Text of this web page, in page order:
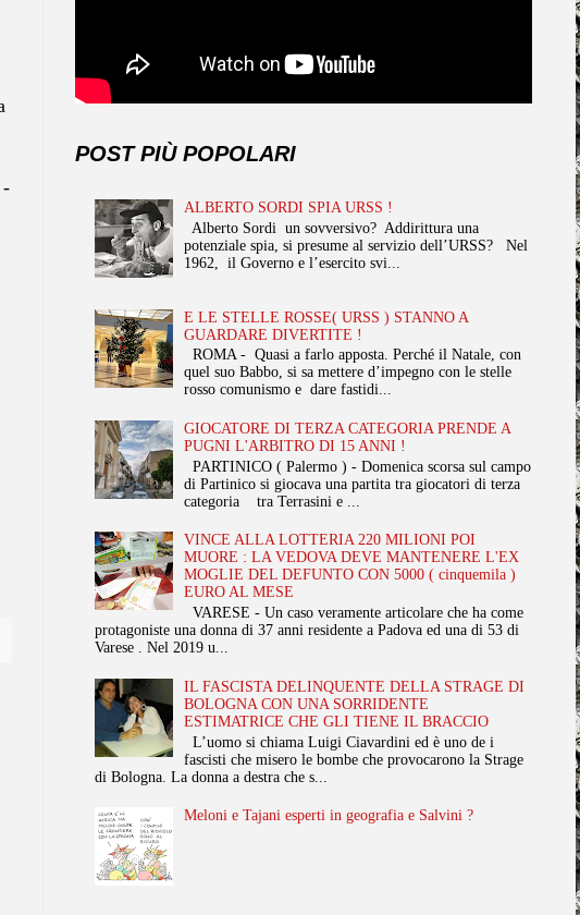
-
POST PIÙ POPOLARI
ALBERTO SORDI SPIA URSS !
Alberto Sordi un sovversivo? Addirittura una
potenziale spia, si presume al servizio dell’URSS? Nel
1962, il Governo e l’esercito svi...
E LE STELLE ROSSE( URSS ) STANNO A
GUARDARE DIVERTITE !
ROMA - Quasi a farlo apposta. Perché il Natale, con
quel suo Babbo, si sa mettere d’impegno con le stelle
rosso comunismo e dare fastidi...
GIOCATORE DI TERZA CATEGORIA PRENDE A
PUGNI L'ARBITRO DI 15 ANNI !
PARTINICO ( Palermo ) - Domenica scorsa sul campo
di Partinico si giocava una partita tra giocatori di terza
categoria tra Terrasini e ...
VINCE ALLA LOTTERIA 220 MILIONI POI
MUORE : LA VEDOVA DEVE MANTENERE L'EX
MOGLIE DEL DEFUNTO CON 5000 ( cinquemila )
EURO AL MESE
VARESE - Un caso veramente articolare che ha come
protagoniste una donna di 37 anni residente a Padova ed una di 53 di
Varese . Nel 2019 u...
IL FASCISTA DELINQUENTE DELLA STRAGE DI
BOLOGNA CON UNA SORRIDENTE
ESTIMATRICE CHE GLI TIENE IL BRACCIO
L’uomo si chiama Luigi Ciavardini ed è uno de i
fascisti che misero le bombe che provocarono la Strage
di Bologna. La donna a destra che s...
Meloni e Tajani esperti in geografia e Salvini ?